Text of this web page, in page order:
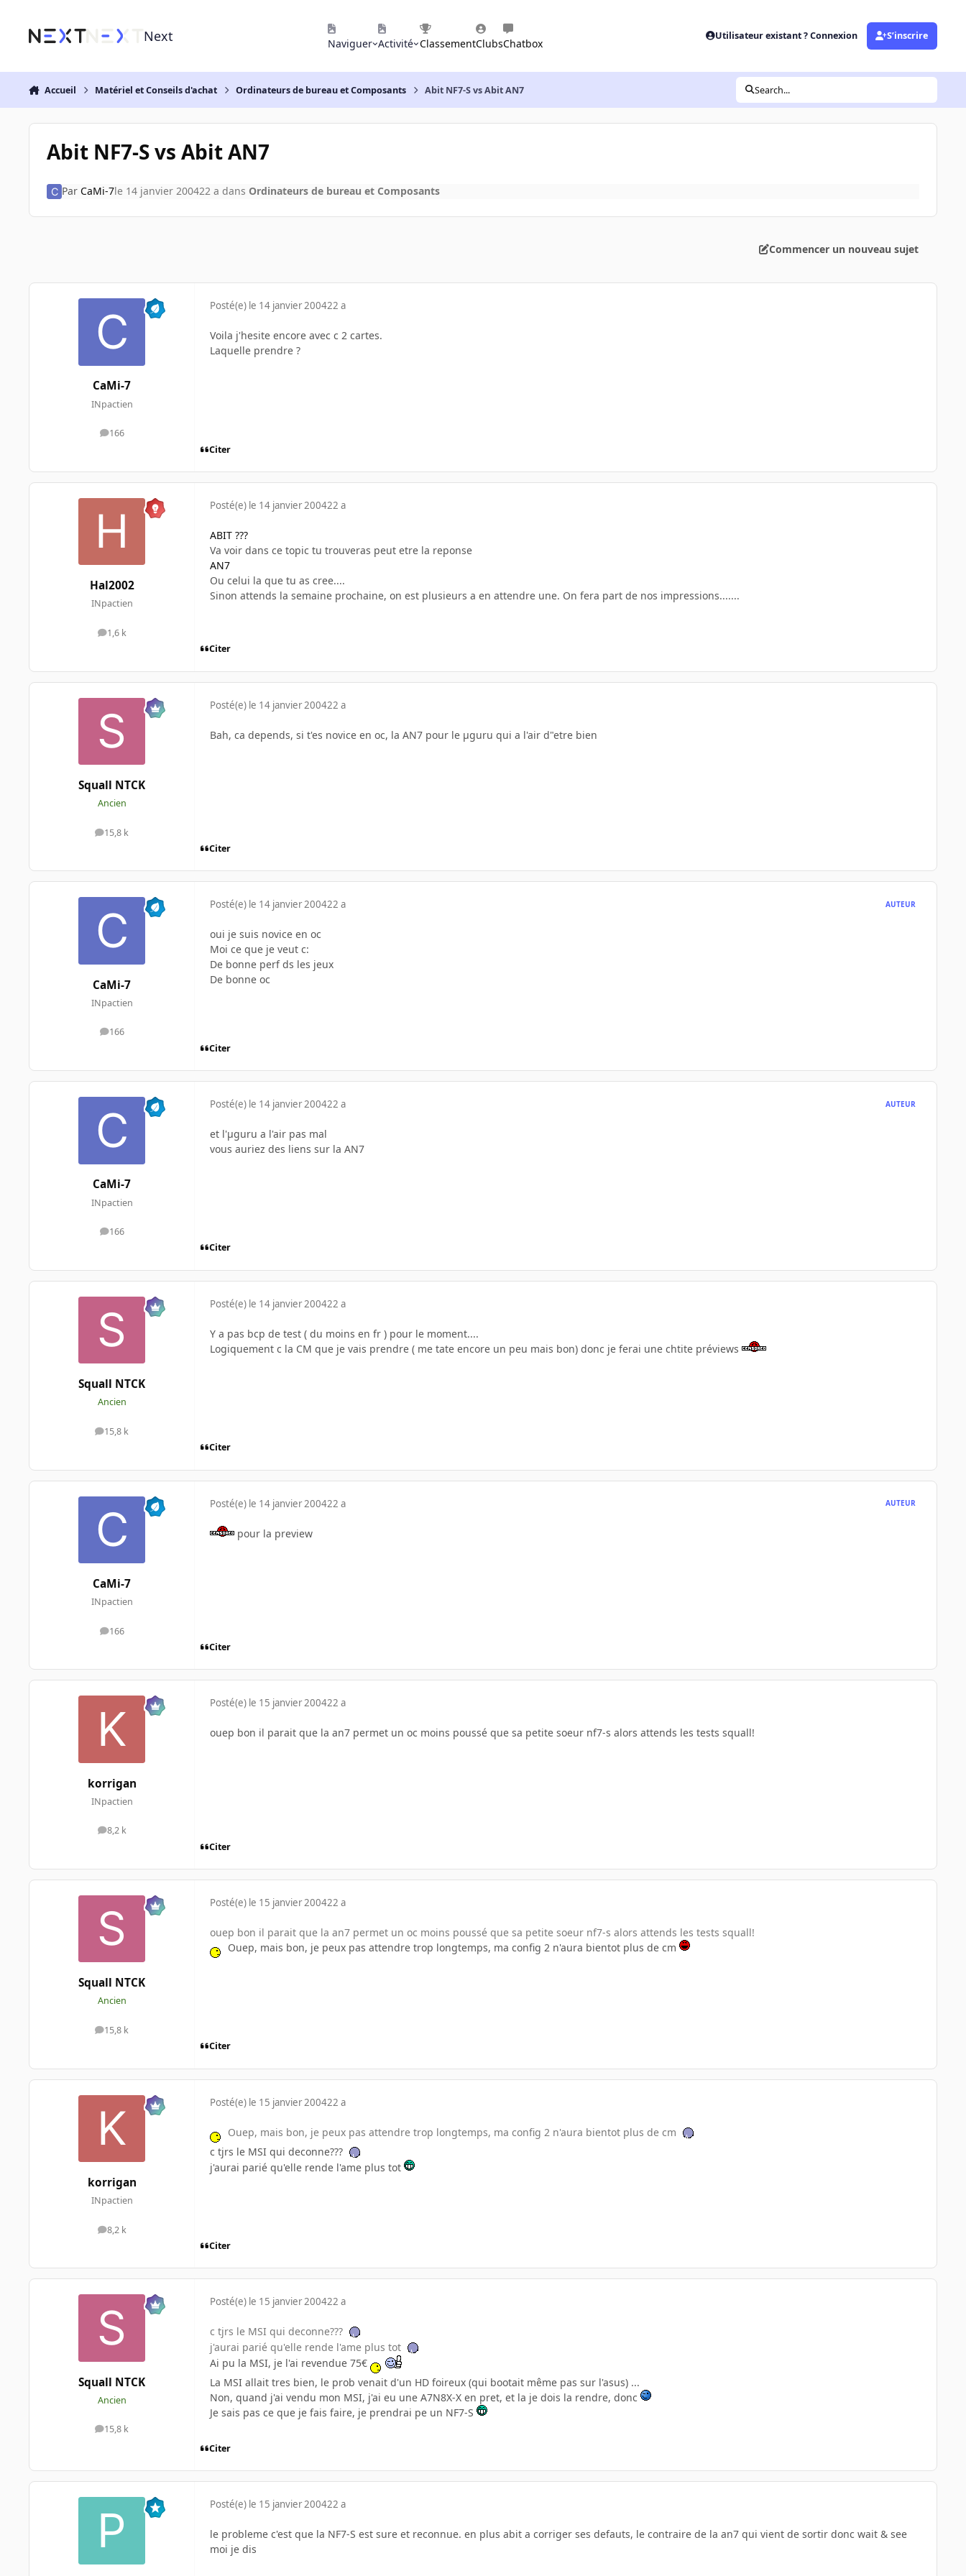
Next Naviguer Activité ClassementClubsChatbox
Utilisateur existant ? Connexion S’inscrire
Accueil Matériel et Conseils d'achat Ordinateurs de bureau et Composants Abit NF7-S vs Abit AN7 Search...
Abit NF7-S vs Abit AN7
Par CaMi-7le 14 janvier 200422 a dans Ordinateurs de bureau et Composants
Commencer un nouveau sujet
CaMi-7
INpactien
166
messages
Posté(e) le 14 janvier 200422 a
Voila j'hesite encore avec c 2 cartes.
Laquelle prendre ?
Citer
Hal2002
INpactien
1,6 k
messages
Posté(e) le 14 janvier 200422 a
ABIT ???
Va voir dans ce topic tu trouveras peut etre la reponse
AN7
Ou celui la que tu as cree....
Sinon attends la semaine prochaine, on est plusieurs a en attendre une. On fera part de nos impressions.......
Citer
Squall NTCK
Ancien
15,8 k
messages
Posté(e) le 14 janvier 200422 a
Bah, ca depends, si t'es novice en oc, la AN7 pour le µguru qui a l'air d"etre bien
Citer
CaMi-7
INpactien
166
messages
Posté(e) le 14 janvier 200422 a AUTEUR
oui je suis novice en oc
Moi ce que je veut c:
De bonne perf ds les jeux
De bonne oc
Citer
CaMi-7
INpactien
166
messages
Posté(e) le 14 janvier 200422 a AUTEUR
et l'µguru a l'air pas mal
vous auriez des liens sur la AN7
Citer
Squall NTCK
Ancien
15,8 k
messages
Posté(e) le 14 janvier 200422 a
Y a pas bcp de test ( du moins en fr ) pour le moment....
Logiquement c la CM que je vais prendre ( me tate encore un peu mais bon) donc je ferai une chtite préviews
Citer
CaMi-7
INpactien
166
messages
Posté(e) le 14 janvier 200422 a AUTEUR
pour la preview
Citer
korrigan
INpactien
8,2 k
messages
Posté(e) le 15 janvier 200422 a
ouep bon il parait que la an7 permet un oc moins poussé que sa petite soeur nf7-s alors attends les tests squall!
Citer
Squall NTCK
Ancien
15,8 k
messages
Posté(e) le 15 janvier 200422 a
ouep bon il parait que la an7 permet un oc moins poussé que sa petite soeur nf7-s alors attends les tests squall!
Ouep, mais bon, je peux pas attendre trop longtemps, ma config 2 n'aura bientot plus de cm
Citer
korrigan
INpactien
8,2 k
messages
Posté(e) le 15 janvier 200422 a
Ouep, mais bon, je peux pas attendre trop longtemps, ma config 2 n'aura bientot plus de cm
c tjrs le MSI qui deconne???
j'aurai parié qu'elle rende l'ame plus tot
Citer
Squall NTCK
Ancien
15,8 k
messages
Posté(e) le 15 janvier 200422 a
c tjrs le MSI qui deconne???
j'aurai parié qu'elle rende l'ame plus tot
Ai pu la MSI, je l'ai revendue 75€
La MSI allait tres bien, le prob venait d'un HD foireux (qui bootait même pas sur l'asus) ...
Non, quand j'ai vendu mon MSI, j'ai eu une A7N8X-X en pret, et la je dois la rendre, donc
Je sais pas ce que je fais faire, je prendrai pe un NF7-S
Citer
Posté(e) le 15 janvier 200422 a
le probleme c'est que la NF7-S est sure et reconnue. en plus abit a corriger ses defauts, le contraire de la an7 qui vient de sortir donc wait & see
moi je dis